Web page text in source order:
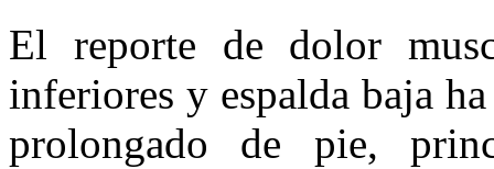
El reporte de dolor
inferiores y espalda baja
prolongado de pie,